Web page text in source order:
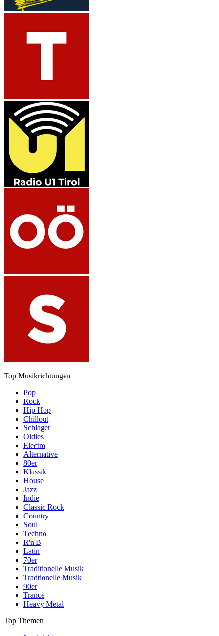
Top Musikrichtungen
Pop
Rock
Hip Hop
Chillout
Schlager
Oldies
Electro
Alternative
80er
Klassik
House
Jazz
Indie
Classic Rock
Country
Soul
Techno
R'n'B
Latin
70er
Traditionelle Musik
Tradtionelle Musik
90er
Trance
Heavy Metal
Top Themen